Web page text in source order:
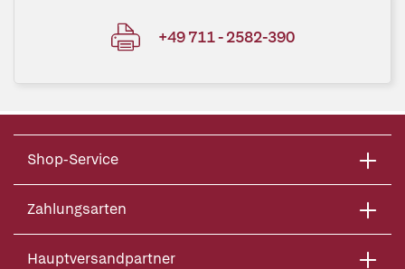
+49 711 - 2582-390
Shop-Service
Zahlungsarten
Hauptversandpartner